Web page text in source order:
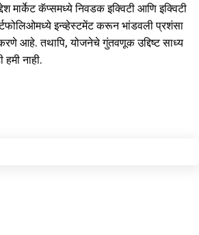
मार्केट कॅप्समध्ये निवडक इक्विटी आणि इक्विटी
इन्व्हेस्टमेंट करून भांडवली प्रशंसा
करणे आहे. तथापि, योजनेचे गुंतवणूक उद्दिष्ट साध्य
नाही.